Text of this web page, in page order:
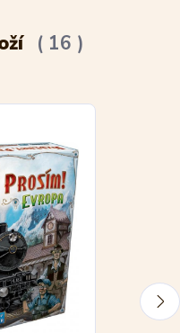
16